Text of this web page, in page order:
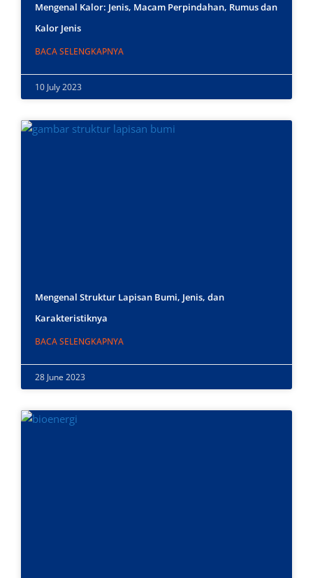
Mengenal Kalor: Jenis, Macam Perpindahan, Rumus dan
Kalor Jenis
BACA SELENGKAPNYA
10 July 2023
Mengenal Struktur Lapisan Bumi, Jenis, dan
Karakteristiknya
BACA SELENGKAPNYA
28 June 2023